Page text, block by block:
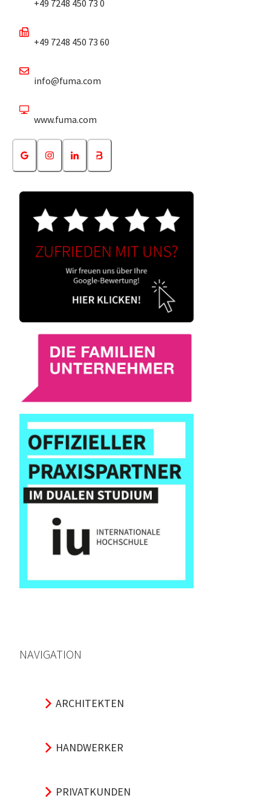
+49 7248 450 73 0
+49 7248 450 73 60
info@fuma.com
www.fuma.com
NAVIGATION
ARCHITEKTEN
HANDWERKER
PRIVATKUNDEN